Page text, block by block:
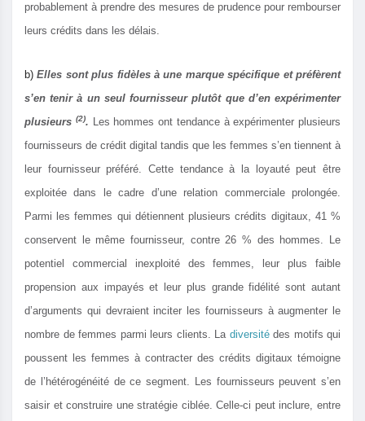
probablement à prendre des mesures de prudence pour rembourser
leurs crédits dans les délais.
b)Elles sont plus fidèles à une marque spécifique et préfèrent
s’en tenir à un seul fournisseur plutôt que d’en expérimenter
plusieurs (2). Les hommes ont tendance à expérimenter plusieurs
fournisseurs de crédit digital tandis que les femmes s’en tiennent à
leur fournisseur préféré. Cette tendance à la loyauté peut être
exploitée dans le cadre d’une relation commerciale prolongée.
Parmi les femmes qui détiennent plusieurs crédits digitaux, 41 %
conservent le même fournisseur, contre 26 % des hommes. Le
potentiel commercial inexploité des femmes, leur plus faible
propension aux impayés et leur plus grande fidélité sont autant
d’arguments qui devraient inciter les fournisseurs à augmenter le
nombre de femmes parmi leurs clients. La diversitédes motifs qui
poussent les femmes à contracter des crédits digitaux témoigne
de l’hétérogénéité de ce segment. Les fournisseurs peuvent s’en
saisir et construire une stratégie ciblée. Celle-ci peut inclure, entre